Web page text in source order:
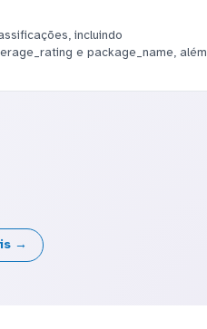
incluindo
e package_name, além
→